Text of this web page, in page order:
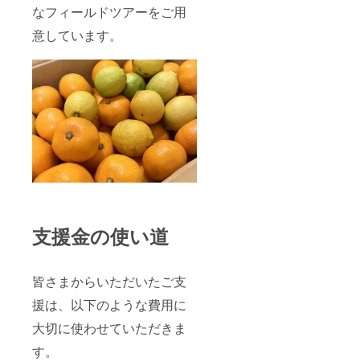
なフィールドツアーをご用
意しています。
支援金の使い道
皆さまからいただいたご支
援は、以下のような費用に
大切に使わせていただきま
す。